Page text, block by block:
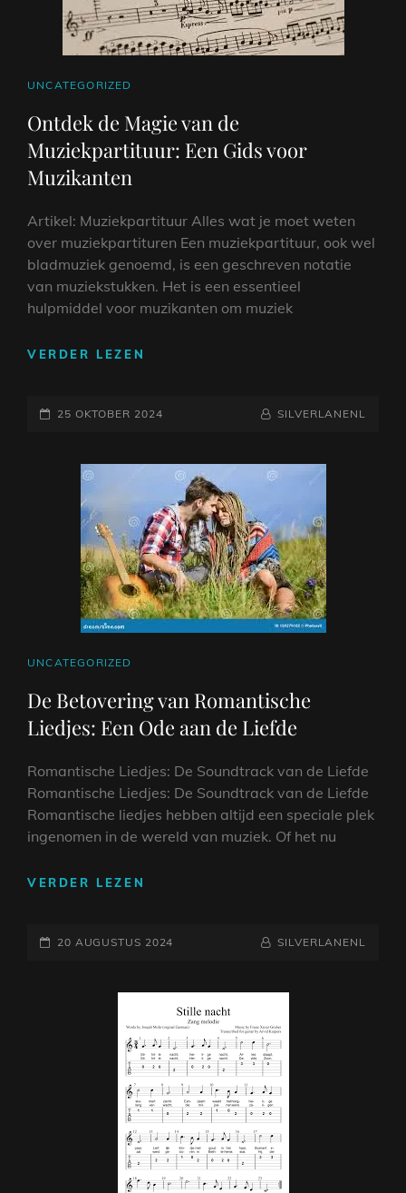
CAT
UNCATEGORIZED
Ontdek de Magie van de
Muziekpartituur: Een Gids voor
Muzikanten
Artikel: Muziekpartituur Alles wat je moet weten
over muziekpartituren Een muziekpartituur, ook wel
bladmuziek genoemd, is een geschreven notatie
van muziekstukken. Het is een essentieel
hulpmiddel voor muzikanten om muziek
VERDER LEZEN
VAN
EEN
GIDS
VOOR
MUZIKANTEN
GEPLAATST
25 OKTOBER 2024 NAAMREGEL
BYLINE
SILVERLANENL
CAT
UNCATEGORIZED
De Betovering van Romantische
Liedjes: Een Ode aan de Liefde
Romantische Liedjes: De Soundtrack van de Liefde
Romantische Liedjes: De Soundtrack van de Liefde
Romantische liedjes hebben altijd een speciale plek
ingenomen in de wereld van muziek. Of het nu
VERDER LEZEN
ROMANTISCHE
AAN
DE
LIEFDE
GEPLAATST
20 AUGUSTUS 2024 NAAMREGEL
BYLINE
SILVERLANENL